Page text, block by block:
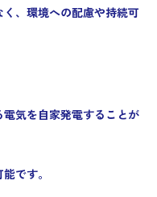
、環境への配慮や持続可
気を自家発電することが
です。